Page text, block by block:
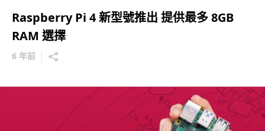
Raspberry Pi 4 新型號推出 提供最多 8GB
RAM 選擇
6 年前